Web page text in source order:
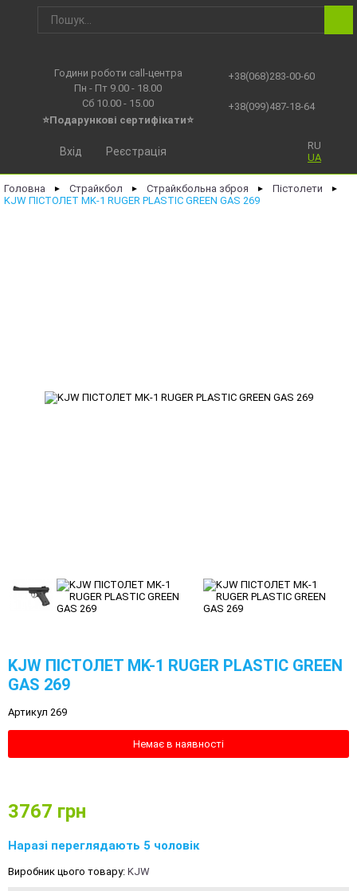
Години роботи call-центра
Пн - Пт 9.00 - 18.00
Сб 10.00 - 15.00
⭐Подарункові сертифікати⭐
+38(068)283-00-60
+38(099)487-18-64
RU
UA
Вхід Реєстрація
Головна ► Страйкбол ► Страйкбольна зброя ► Пістолети ►
KJW ПІСТОЛЕТ MK-1 RUGER PLASTIC GREEN GAS 269
KJW ПІСТОЛЕТ MK-1 RUGER PLASTIC GREEN
GAS 269
Артикул 269
Немає в наявності
3767 грн
Наразі переглядають 5 чоловік
Виробник цього товару: KJW